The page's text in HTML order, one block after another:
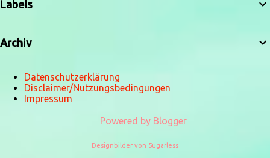
Labels
Archiv
Datenschutzerklärung
Disclaimer/Nutzungsbedingungen
Impressum
Powered by Blogger
Designbilder von 5ugarless